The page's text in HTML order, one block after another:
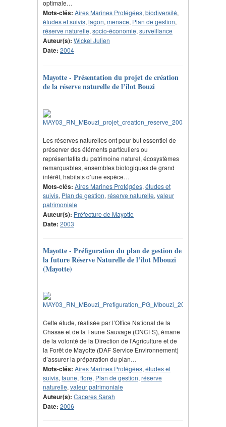
optimale…
Mots-clés: Aires Marines Protégées, biodiversité,
études et suivis, lagon, menace, Plan de gestion,
réserve naturelle, socio-économie, surveillance
Auteur(s): Wickel Julien
Date: 2004
Mayotte - Présentation du projet de création
de la réserve naturelle de l’îlot Bouzi
Les réserves naturelles ont pour but essentiel de
préserver des éléments particuliers ou
représentatifs du patrimoine naturel, écosystèmes
remarquables, ensembles biologiques de grand
intérêt, habitats d’une espèce…
Mots-clés: Aires Marines Protégées, études et
suivis, Plan de gestion, réserve naturelle, valeur
patrimoniale
Auteur(s): Préfecture de Mayotte
Date: 2003
Mayotte - Préfiguration du plan de gestion de
la future Réserve Naturelle de l’îlot Mbouzi
(Mayotte)
Cette étude, réalisée par l’Office National de la
Chasse et de la Faune Sauvage (ONCFS), émane
de la volonté de la Direction de l’Agriculture et de
la Forêt de Mayotte (DAF Service Environnement)
d’assurer la préparation du plan…
Mots-clés: Aires Marines Protégées, études et
suivis, faune, flore, Plan de gestion, réserve
naturelle, valeur patrimoniale
Auteur(s): Caceres Sarah
Date: 2006